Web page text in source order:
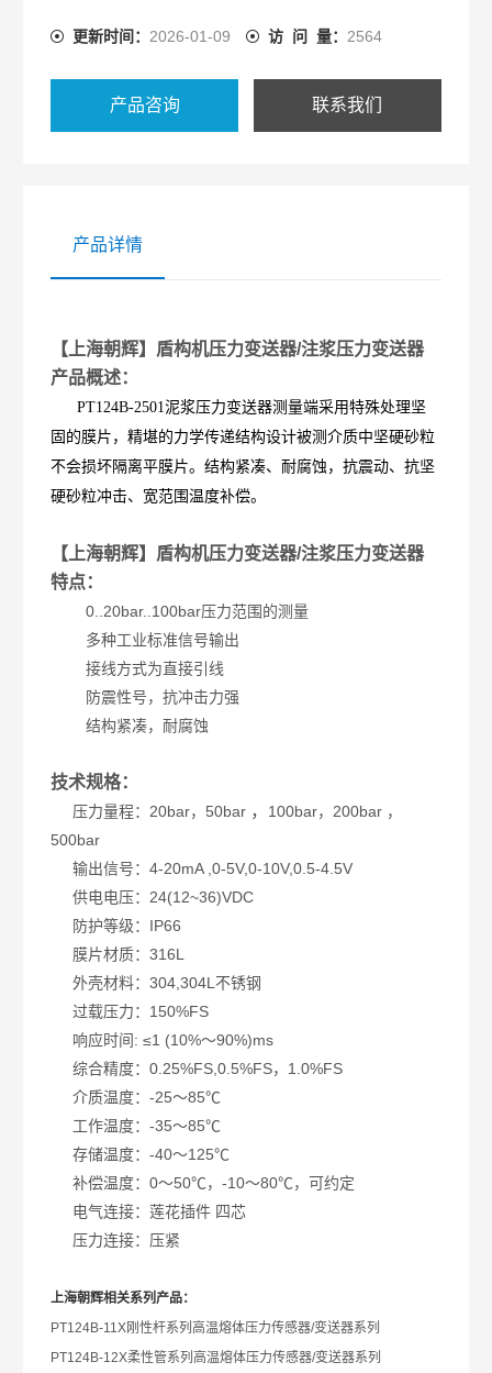
更新时间： 2026-01-09 访 问 量： 2564
产品咨询 联系我们
产品详情
【上海朝辉】盾构机压力变送器/注浆压力变送器
产品概述：
PT124B-2501泥浆压力变送器测量端采用特殊处理坚
固的膜片，精堪的力学传递结构设计被测介质中坚硬砂粒
不会损坏隔离平膜片。结构紧凑、耐腐蚀，抗震动、抗坚
硬砂粒冲击、宽范围温度补偿。
【上海朝辉】盾构机压力变送器/注浆压力变送器
特点：
0..20bar..100bar压力范围的测量
多种工业标准信号输出
接线方式为直接引线
防震性号，抗冲击力强
结构紧凑，耐腐蚀
技术规格：
压力量程：20bar，50bar ， 100bar，200bar ，
500bar
输出信号：4-20mA ,0-5V,0-10V,0.5-4.5V
供电电压：24(12~36)VDC
防护等级：IP66
膜片材质：316L
外壳材料：304,304L不锈钢
过载压力：150%FS
响应时间: ≤1 (10%～90%)ms
综合精度：0.25%FS,0.5%FS，1.0%FS
介质温度：-25～85℃
工作温度：-35～85℃
存储温度：-40～125℃
补偿温度：0～50℃，-10～80℃，可约定
电气连接：莲花插件 四芯
压力连接：压紧
上海朝辉相关系列产品：
PT124B-11X刚性杆系列高温熔体压力传感器/变送器系列
PT124B-12X柔性管系列高温熔体压力传感器/变送器系列